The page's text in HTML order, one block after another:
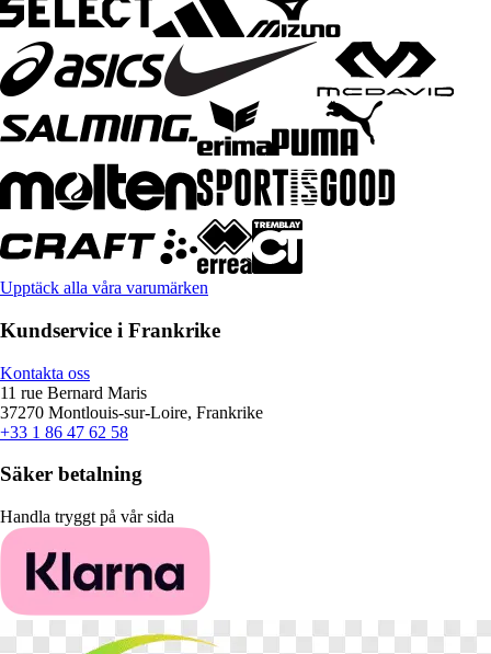
Upptäck alla våra varumärken
Kundservice i Frankrike
Kontakta oss
11 rue Bernard Maris
37270 Montlouis-sur-Loire, Frankrike
+33 1 86 47 62 58
Säker betalning
Handla tryggt på vår sida